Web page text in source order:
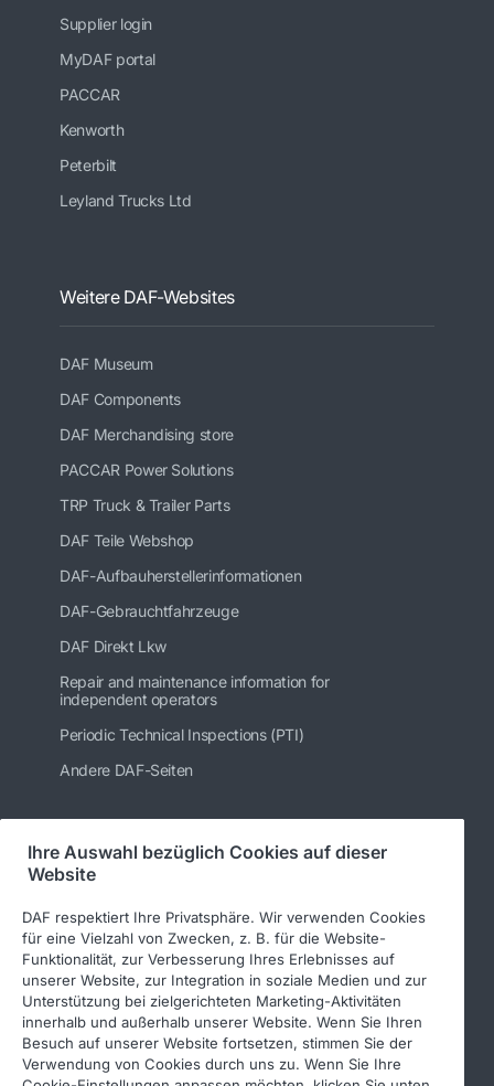
Supplier login
MyDAF portal
PACCAR
Kenworth
Peterbilt
Leyland Trucks Ltd
Weitere DAF-Websites
DAF Museum
DAF Components
DAF Merchandising store
PACCAR Power Solutions
TRP Truck & Trailer Parts
DAF Teile Webshop
DAF-Aufbauherstellerinformationen
DAF-Gebrauchtfahrzeuge
DAF Direkt Lkw
Repair and maintenance information for
independent operators
Periodic Technical Inspections (PTI)
Andere DAF-Seiten
Folgen Sie uns
Ihre Auswahl bezüglich Cookies auf dieser
Website
DAF respektiert Ihre Privatsphäre. Wir verwenden Cookies
für eine Vielzahl von Zwecken, z. B. für die Website-
Funktionalität, zur Verbesserung Ihres Erlebnisses auf
unserer Website, zur Integration in soziale Medien und zur
Unterstützung bei zielgerichteten Marketing-Aktivitäten
innerhalb und außerhalb unserer Website. Wenn Sie Ihren
Besuch auf unserer Website fortsetzen, stimmen Sie der
Verwendung von Cookies durch uns zu. Wenn Sie Ihre